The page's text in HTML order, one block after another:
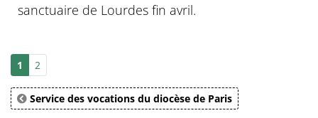
sanctuaire de Lourdes fin avril.
1 2
Service des vocations du diocèse de Paris